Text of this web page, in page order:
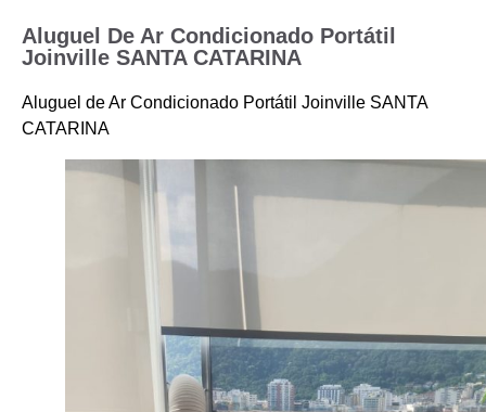
Aluguel De Ar Condicionado Portátil
Joinville SANTA CATARINA
Aluguel de Ar Condicionado Portátil Joinville SANTA
CATARINA